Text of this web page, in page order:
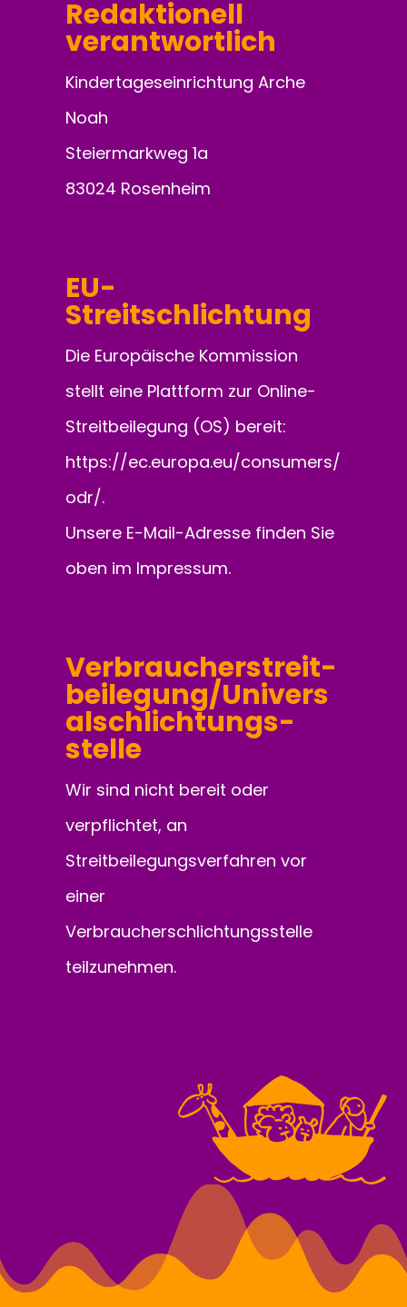
Redaktionell
verantwortlich
Kindertageseinrichtung Arche
Noah
Steiermarkweg 1a
83024 Rosenheim
EU-
Streitschlichtung
Die Europäische Kommission
stellt eine Plattform zur Online-
Streitbeilegung (OS) bereit:
https://ec.europa.eu/consumers/
odr/.
Unsere E-Mail-Adresse finden Sie
oben im Impressum.
Verbraucher­streit­
beilegung/Univers
al­schlichtungs­
stelle
Wir sind nicht bereit oder
verpflichtet, an
Streitbeilegungsverfahren vor
einer
Verbraucherschlichtungsstelle
teilzunehmen.